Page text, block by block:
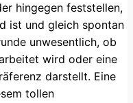
hingegen feststellen,
ist und gleich spontan
unwesentlich, ob
wird oder eine
darstellt. Eine
tollen